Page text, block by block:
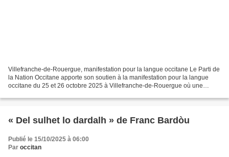
Villefranche-de-Rouergue, manifestation pour la langue occitane Le Parti de
la Nation Occitane apporte son soutien à la manifestation pour la langue
occitane du 25 et 26 octobre 2025 à Villefranche-de-Rouergue où une
« Del sulhet lo dardalh » de Franc Bardòu
Publié le 15/10/2025 à 06:00
Par occitan